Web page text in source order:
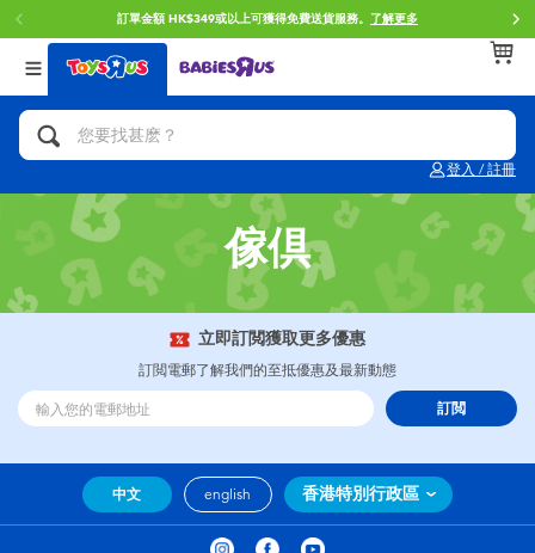
訂單金額 HK$349或以上可獲得免費送貨服務。 了解更多
登入 / 註冊
返回
分類目錄
人氣英雄,角色扮演,射擊玩具
單車,滑板車,騎乘車
拼砌組合及樂高LEGO
玩具車,貨車,火車及遙控系列
手工藝,文具,蠟筆,泥膠,畫板
娃娃, 芭比,收藏公仔
返回
品牌
Brunch Brother 早午餐兄弟
Toy Story反斗奇兵
Spider-Man蜘蛛俠
Mini Brands
Play-Doh培樂多
Pokemon寶可夢
返回
年齢
0~2歳
3~4歳
5~7歳
12~14歳
14歳以上
傢倶
立即訂閲獲取更多優惠
訂閲電郵了解我們的至抵優惠及最新動態
訂閲
中文 english 香港特別行政區